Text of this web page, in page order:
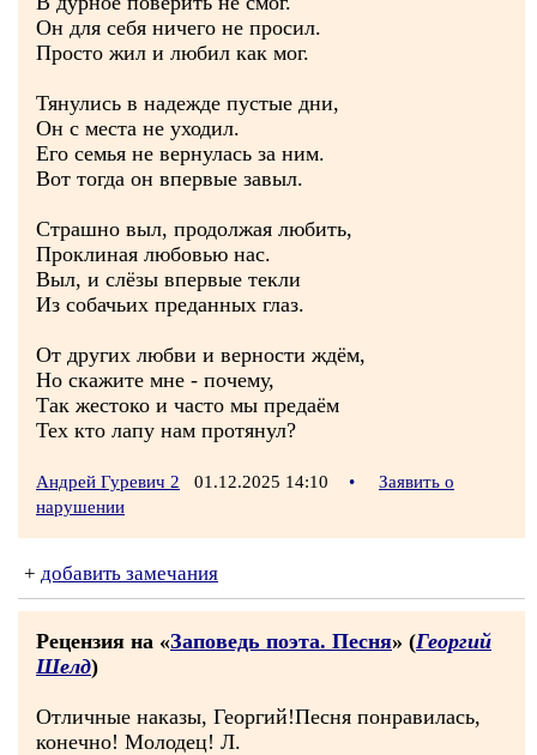
Он для себя ничего не просил.
Просто жил и любил как мог.
Тянулись в надежде пустые дни,
Он с места не уходил.
Его семья не вернулась за ним.
Вот тогда он впервые завыл.
Страшно выл, продолжая любить,
Проклиная любовью нас.
Выл, и слёзы впервые текли
Из собачьих преданных глаз.
От других любви и верности ждём,
Но скажите мне - почему,
Так жестоко и часто мы предаём
Тех кто лапу нам протянул?
Андрей Гуревич 2 01.12.2025 14:10 •
Заявить о
нарушении
+ добавить замечания
Рецензия на «Заповедь поэта. Песня» (Георгий
Шелд)
Отличные наказы, Георгий!Песня понравилась,
конечно! Молодец! Л.